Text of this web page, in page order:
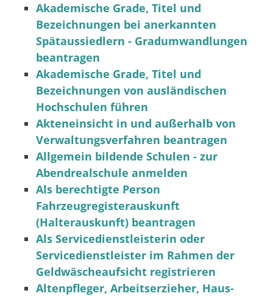
Akademische Grade, Titel und
Bezeichnungen bei anerkannten
Spätaussiedlern - Gradumwandlungen
beantragen
Akademische Grade, Titel und
Bezeichnungen von ausländischen
Hochschulen führen
Akteneinsicht in und außerhalb von
Verwaltungsverfahren beantragen
Allgemein bildende Schulen - zur
Abendrealschule anmelden
Als berechtigte Person
Fahrzeugregisterauskunft
(Halterauskunft) beantragen
Als Servicedienstleisterin oder
Servicedienstleister im Rahmen der
Geldwäscheaufsicht registrieren
Altenpfleger, Arbeitserzieher, Haus-